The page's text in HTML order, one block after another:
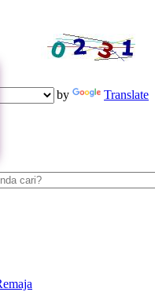
Powered by Translate